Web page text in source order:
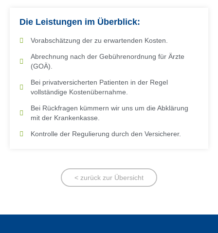
Die Leistungen im Überblick:
Vorabschätzung der zu erwartenden Kosten.
Abrechnung nach der Gebührenordnung für Ärzte
(GOÄ).
Bei privatversicherten Patienten in der Regel
vollständige Kostenübernahme.
Bei Rückfragen kümmern wir uns um die Abklärung
mit der Krankenkasse.
Kontrolle der Regulierung durch den Versicherer.
< zurück zur Übersicht